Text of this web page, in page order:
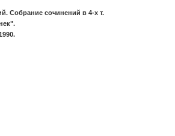
Собрание сочинений в 4-х т.